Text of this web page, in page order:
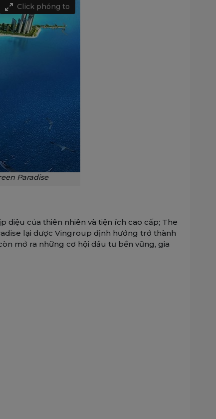
Click phóng to
Paradise
điệu của thiên nhiên và tiện ích cao cấp; The
lại được Vingroup định hướng trở thành
mở ra những cơ hội đầu tư bền vững, gia